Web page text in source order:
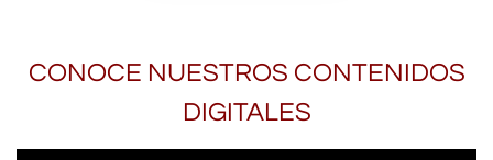
CONOCE NUESTROS CONTENIDOS
DIGITALES